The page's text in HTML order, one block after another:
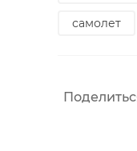
самолет